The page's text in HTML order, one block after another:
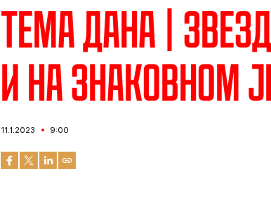
Тема дана |
и на знаковном
11.1.2023 9:00